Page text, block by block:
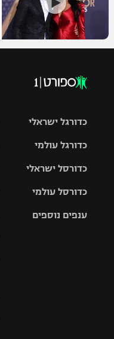
כדורגל ישראלי
גביע הטוטו
כדורגל עולמי
האלופות
ליגה
כדורסל ישראלי
סל
כדורסל עולמי
ענפים נוספים